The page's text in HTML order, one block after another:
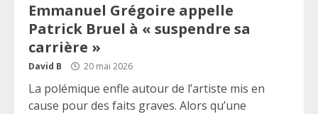
Emmanuel Grégoire appelle
Patrick Bruel à « suspendre sa
carrière »
David B 20 mai 2026
La polémique enfle autour de l’artiste mis en
cause pour des faits graves. Alors qu’une